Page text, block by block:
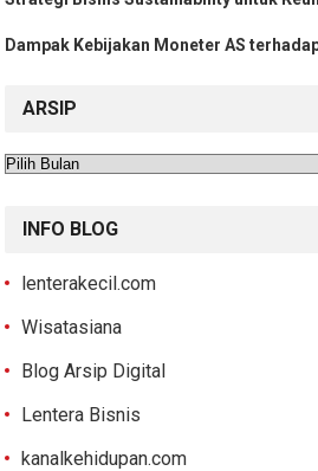
Dampak Kebijakan Moneter AS
ARSIP
Arsip
INFO BLOG
lenterakecil.com
Wisatasiana
Blog Arsip Digital
Lentera Bisnis
kanalkehidupan.com